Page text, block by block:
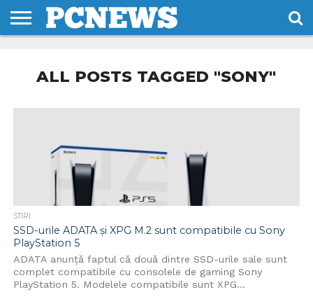
NOI
CONDITII
ALL POSTS TAGGED "SONY"
STIRI
SSD-urile ADATA și XPG M.2 sunt compatibile cu Sony
PlayStation 5
ADATA anunță faptul că două dintre SSD-urile sale sunt
complet compatibile cu consolele de gaming Sony
PlayStation 5. Modelele compatibile sunt XPG...